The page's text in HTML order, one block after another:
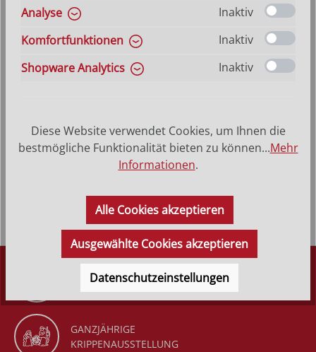
Produkt Anzahl: Gib den gewünschten
VERSANDKOSTENFREI (DE) AB 150,-*
Produktbeschreibung
Mit einem Gutschein Freude verschenken! Überraschen
Sie Ihre Liebsten mit unserem Geschenk-Gutschein, mit
DÜRR KRIPPEN
GANZJÄHRIGE
KRIPPENAUSSTELLUNG
Analyse
Inaktiv
Komfortfunktionen
Inaktiv
Shopware Analytics
Inaktiv
Diese Website verwendet Cookies, um Ihnen die
bestmögliche Funktionalität bieten zu können...Mehr
Informationen.
Alle Cookies akzeptieren
Ausgewählte Cookies akzeptieren
Datenschutzeinstellungen